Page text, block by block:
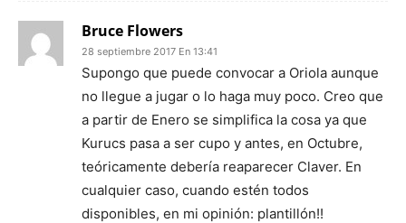
Bruce Flowers
28 septiembre 2017 En 13:41
Supongo que puede convocar a Oriola aunque
no llegue a jugar o lo haga muy poco. Creo que
a partir de Enero se simplifica la cosa ya que
Kurucs pasa a ser cupo y antes, en Octubre,
teóricamente debería reaparecer Claver. En
cualquier caso, cuando estén todos
disponibles, en mi opinión: plantillón!!